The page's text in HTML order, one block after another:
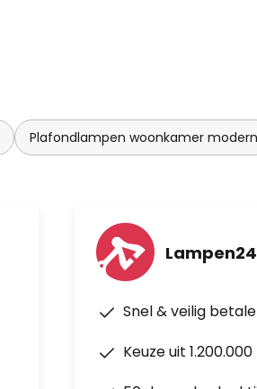
Plafondlampen woonkamer modern
Snel & veilig
Keuze uit